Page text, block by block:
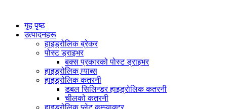
गृह पृष्ठ
उत्पादनहरू
हाइड्रोलिक ब्रेकर
पोस्ट ड्राइभर
बक्स प्रकारको पोस्ट ड्राइभर
हाइड्रोलिक ग्र्याब्स
हाइड्रोलिक कतरनी
डबल सिलिन्डर हाइड्रोलिक कतरनी
चीलको कतरनी
हाइड्रोलिक प्लेट कम्प्याक्टर